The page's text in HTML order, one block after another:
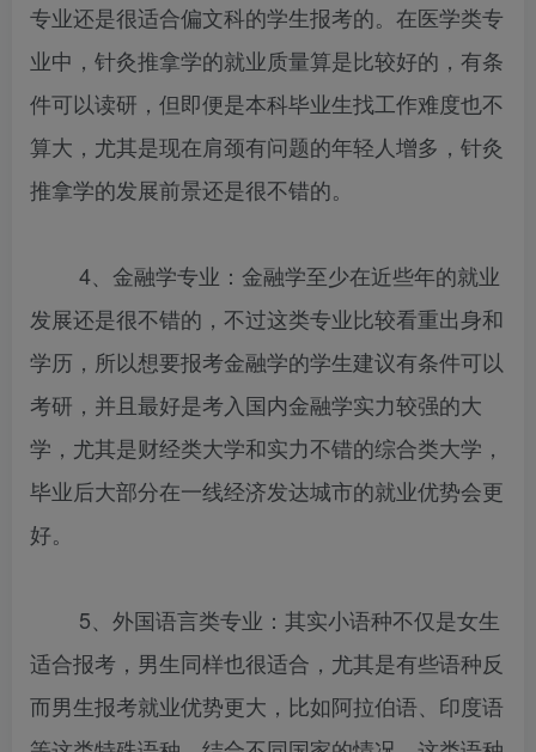
专业还是很适合偏文科的学生报考的。在医学类专
业中，针灸推拿学的就业质量算是比较好的，有条
件可以读研，但即便是本科毕业生找工作难度也不
算大，尤其是现在肩颈有问题的年轻人增多，针灸
推拿学的发展前景还是很不错的。
4、金融学专业：金融学至少在近些年的就业
发展还是很不错的，不过这类专业比较看重出身和
学历，所以想要报考金融学的学生建议有条件可以
考研，并且最好是考入国内金融学实力较强的大
学，尤其是财经类大学和实力不错的综合类大学，
毕业后大部分在一线经济发达城市的就业优势会更
好。
5、外国语言类专业：其实小语种不仅是女生
适合报考，男生同样也很适合，尤其是有些语种反
而男生报考就业优势更大，比如阿拉伯语、印度语